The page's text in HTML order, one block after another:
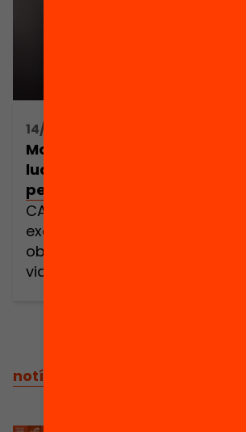
14/10/2016 17:00h - 18:00h
Motivar l’aprenentatge des
ludificació lliure o disseny de
pensament reflexiu?
CANVI DE DATA: 10/11/16 Acte
exclusivament online Accés
obert a: www.debats.cat
via Twitter: #debatseducacio
Thinking i el Joc […]
notícies